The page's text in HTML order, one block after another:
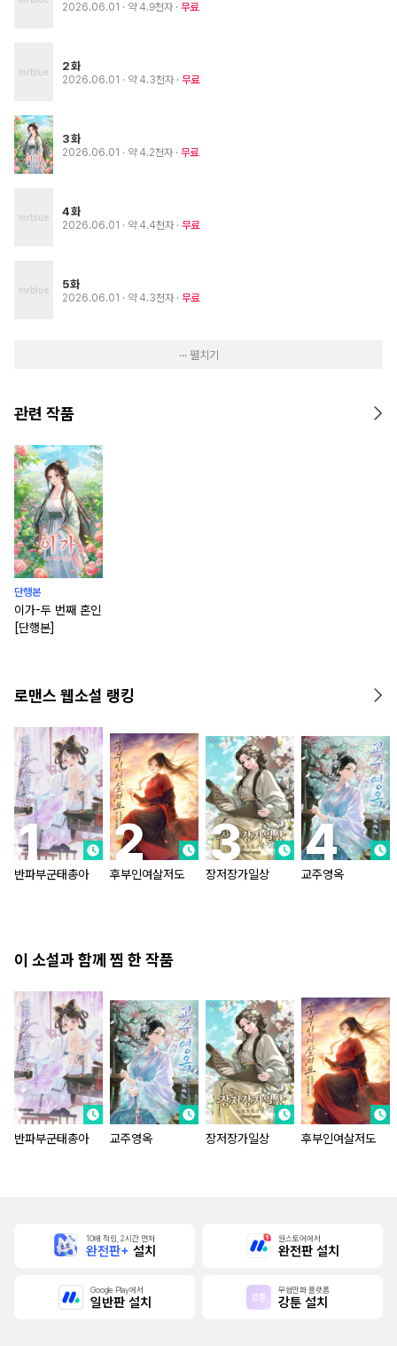
2026.06.01 · 약 4.9천자 무료
2화
2026.06.01 · 약 4.3천자 무료
3화
2026.06.01 · 약 4.2천자 무료
4화
2026.06.01 · 약 4.4천자 무료
5화
2026.06.01 · 약 4.3천자 무료
··· 펼치기
관련 작품
단행본
이가-두 번째 혼인
[단행본]
로맨스 웹소설 랭킹
반파부군태총아 후부인여살저도 장저장가일상 교주영옥
이 소설과 함께 찜 한 작품
반파부군태총아 교주영옥 장저장가일상 후부인여살저도
10배 적립, 2시간 먼저
완전판+ 설치
원스토어에서
완전판 설치
Google Play에서
일반판 설치
무협만화 플랫폼
강툰 설치